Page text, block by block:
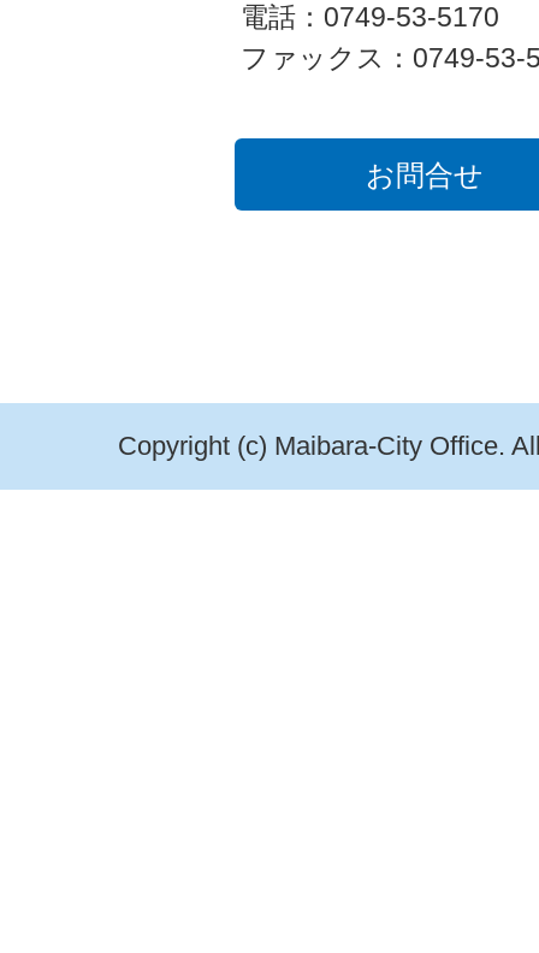
電話：0749-53-5170
ファックス：0749-53-
お問合せ
Copyright (c) Maibara-City Office.